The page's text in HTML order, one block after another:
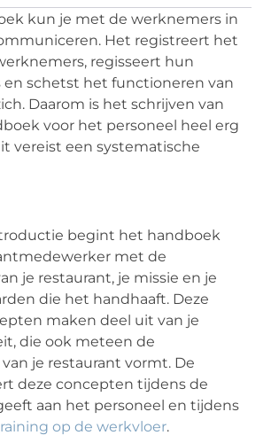
kun je met de werknemers in
Het registreert het
regisseert hun
schetst het functioneren van
Daarom is het schrijven van
voor het personeel heel erg
vereist een systematische
begint het handboek
met de
je restaurant, je missie en je
die het handhaaft. Deze
maken deel uit van je
die ook meteen de
je restaurant vormt. De
deze concepten tijdens de
aan het personeel en tijdens
op de werkvloer.